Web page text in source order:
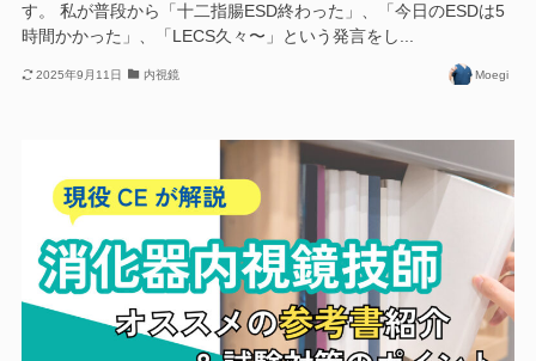
す。 私が普段から「十二指腸ESD終わった」、「今日のESDは5
時間かかった」、「LECS久々〜」という発言をし...
2025年9月11日 内視鏡 Moegi